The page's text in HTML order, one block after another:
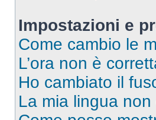
Impostazioni e
Come cambio le
L’ora non è
Ho cambiato il
La mia lingua